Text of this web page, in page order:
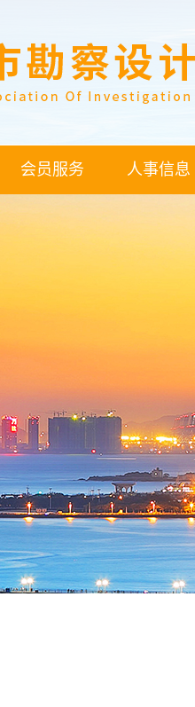
会员服务 人事信息